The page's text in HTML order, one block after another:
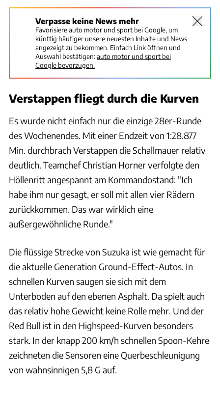
Verpasse keine News mehr
Favorisiere auto motor und sport bei Google, um
künftig häufiger unsere neuesten Inhalte und News
angezeigt zu bekommen. Einfach Link öffnen und
Auswahl bestätigen:auto motor und sport bei
Google bevorzugen.
Verstappen fliegt durch die Kurven
Es wurde nicht einfach nur die einzige 28er-Runde
des Wochenendes. Mit einer Endzeit von 1:28.877
Min. durchbrach Verstappen die Schallmauer relativ
deutlich. Teamchef Christian Horner verfolgte den
Höllenritt angespannt am Kommandostand: "Ich
habe ihm nur gesagt, er soll mit allen vier Rädern
zurückkommen. Das war wirklich eine
außergewöhnliche Runde."
Die flüssige Strecke von Suzuka ist wie gemacht für
die aktuelle Generation Ground-Effect-Autos. In
schnellen Kurven saugen sie sich mit dem
Unterboden auf den ebenen Asphalt. Da spielt auch
das relativ hohe Gewicht keine Rolle mehr. Und der
Red Bull ist in den Highspeed-Kurven besonders
stark. In der knapp 200 km/h schnellen Spoon-Kehre
zeichneten die Sensoren eine Querbeschleunigung
von wahnsinnigen 5,8 G auf.